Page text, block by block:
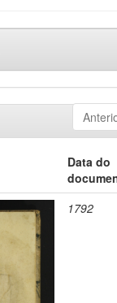
Data do
1792